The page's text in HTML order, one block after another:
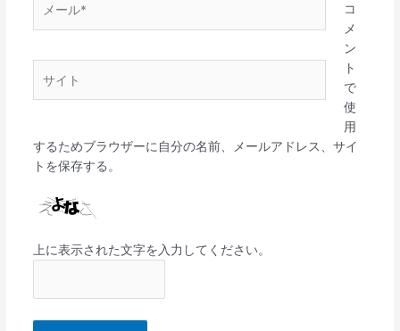
ー
*
コ
メ
ン
ト
で
使
用
するためブラウザーに自分の名前、メールアドレス、サイ
トを保存する。
上に表示された文字を入力してください。